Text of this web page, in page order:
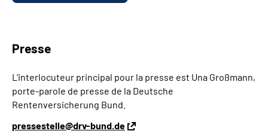
Presse
L'interlocuteur principal pour la presse est Una Großmann,
porte-parole de presse de la Deutsche
Rentenversicherung Bund.
pressestelle@drv-bund.de